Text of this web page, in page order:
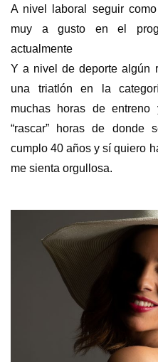
A nivel laboral seguir
muy a gusto en el
actualmente
Y a nivel de deporte algún
una triatlón en la
muchas horas de
“rascar” horas de donde
cumplo 40 años y sí quiero
me sienta orgullosa.